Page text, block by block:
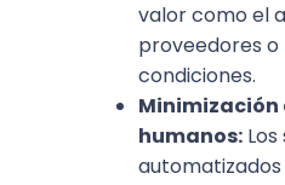
valor como el
proveedores
condiciones.
Minimización
humanos: